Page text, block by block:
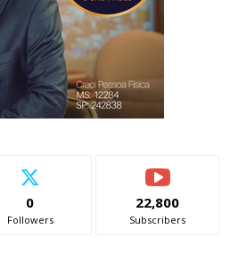
0
Followers
22,800
Subscribers